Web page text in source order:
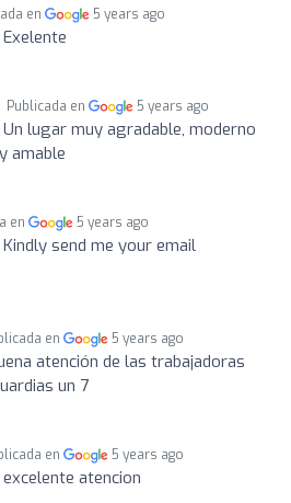
en 5 years ago
Exelente
Publicada en 5 years ago
Un lugar muy agradable, moderno
amable
en 5 years ago
Kindly send me your email
en 5 years ago
atención de las trabajadoras
un 7
en 5 years ago
excelente atencion